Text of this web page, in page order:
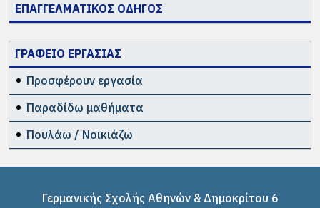
ΕΠΑΓΓΕΛΜΑΤΙΚΟΣ ΟΔΗΓΟΣ
ΓΡΑΦΕΙΟ ΕΡΓΑΣΙΑΣ
Προσφέρουν εργασία
Παραδίδω μαθήματα
Πουλάω / Νοικιάζω
Γερμανικής Σχολής Αθηνών & Δημοκρίτου 6